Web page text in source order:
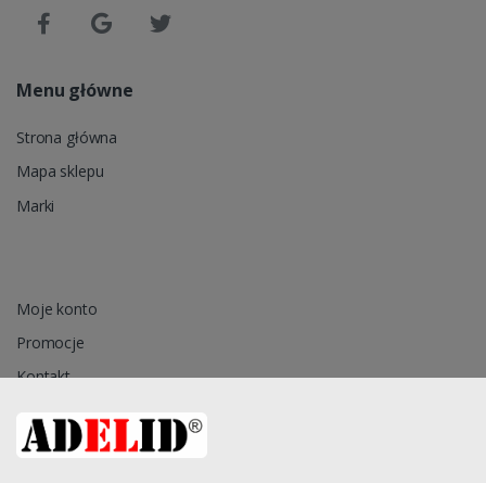
Menu główne
Strona główna
Mapa sklepu
Marki
Moje konto
Promocje
Kontakt